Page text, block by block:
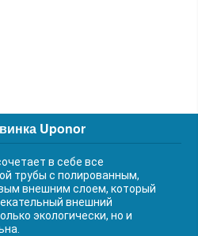
Uponor
в себе все
трубы с полированным,
внешним слоем, который
внешний
экологически, но и